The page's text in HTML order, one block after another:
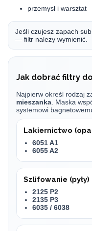
przemysł i warsztat
Jeśli czujesz zapach
— filtr należy wymienić.
Jak dobrać filtry
Najpierw określ rodzaj
mieszanka . Maska
systemowi
Lakiernictwo
6051 A1
6055 A2
Szlifowanie (pyły)
2125 P2
2135 P3
6035 / 6038